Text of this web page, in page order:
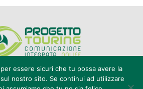
essere sicuri che tu possa avere la
nostro sito. Se continui ad utilizzare